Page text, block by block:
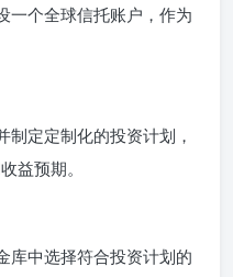
一个全球信托账户，作为
制定定制化的投资计划，
益预期。
库中选择符合投资计划的